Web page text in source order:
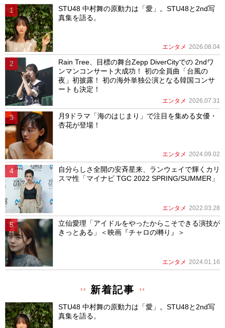
STU48 中村舞の原動力は「愛」。STU48と2nd写
真集を語る。
エンタメ 2026.08.04
Rain Tree、目標の舞台Zepp DiverCityでの 2ndワ
ンマンコンサート大成功！ 初の全員曲「台風の
夜」初披露！ 初の海外単独公演となる韓国コンサ
ートも決定！
エンタメ 2026.07.31
月9ドラマ「海のはじまり」で注目を集める女優・
杏花が登場！
エンタメ 2024.09.02
自分らしさ全開の安斉星来、ランウェイで輝くカリ
スマ性「マイナビ TGC 2022 SPRING/SUMMER」
エンタメ 2022.03.28
立仙愛理「アイドルをやったからこそできる演技が
きっとある」＜映画『チャロの囀り』＞
エンタメ 2024.01.16
新着記事
STU48 中村舞の原動力は「愛」。STU48と2nd写
真集を語る。